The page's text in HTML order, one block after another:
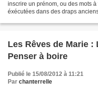
inscrire un prénom, ou des mots
éxécutées dans des draps
Les Rêves de Marie
Penser à boire
Publié le 15/08/2012 à 11:21
Par chanterrelle